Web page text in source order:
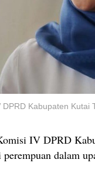
Kabupaten Kutai
IV DPRD
dalam